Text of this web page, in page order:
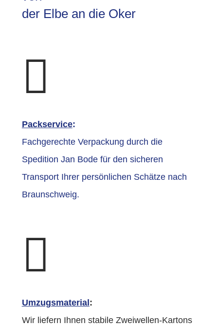
der Elbe an die Oker

Packservice:
Fachgerechte Verpackung durch die
Spedition Jan Bode für den sicheren
Transport Ihrer persönlichen Schätze nach
Braunschweig.

Umzugsmaterial :
Wir liefern Ihnen stabile Zweiwellen-Kartons